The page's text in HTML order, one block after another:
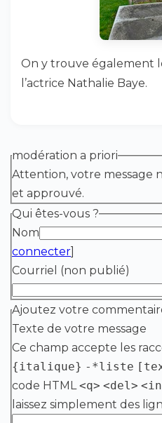
On y trouve également
l’actrice Nathalie Baye.
modération a priori
Attention, votre message
et approuvé.
Qui êtes-vous ?
Nom
connecter]
Courriel (non publié)
Ajoutez votre
Texte de votre message
Ce champ accepte les
{italique} -*liste
code HTML<q> <del>
laissez simplement des